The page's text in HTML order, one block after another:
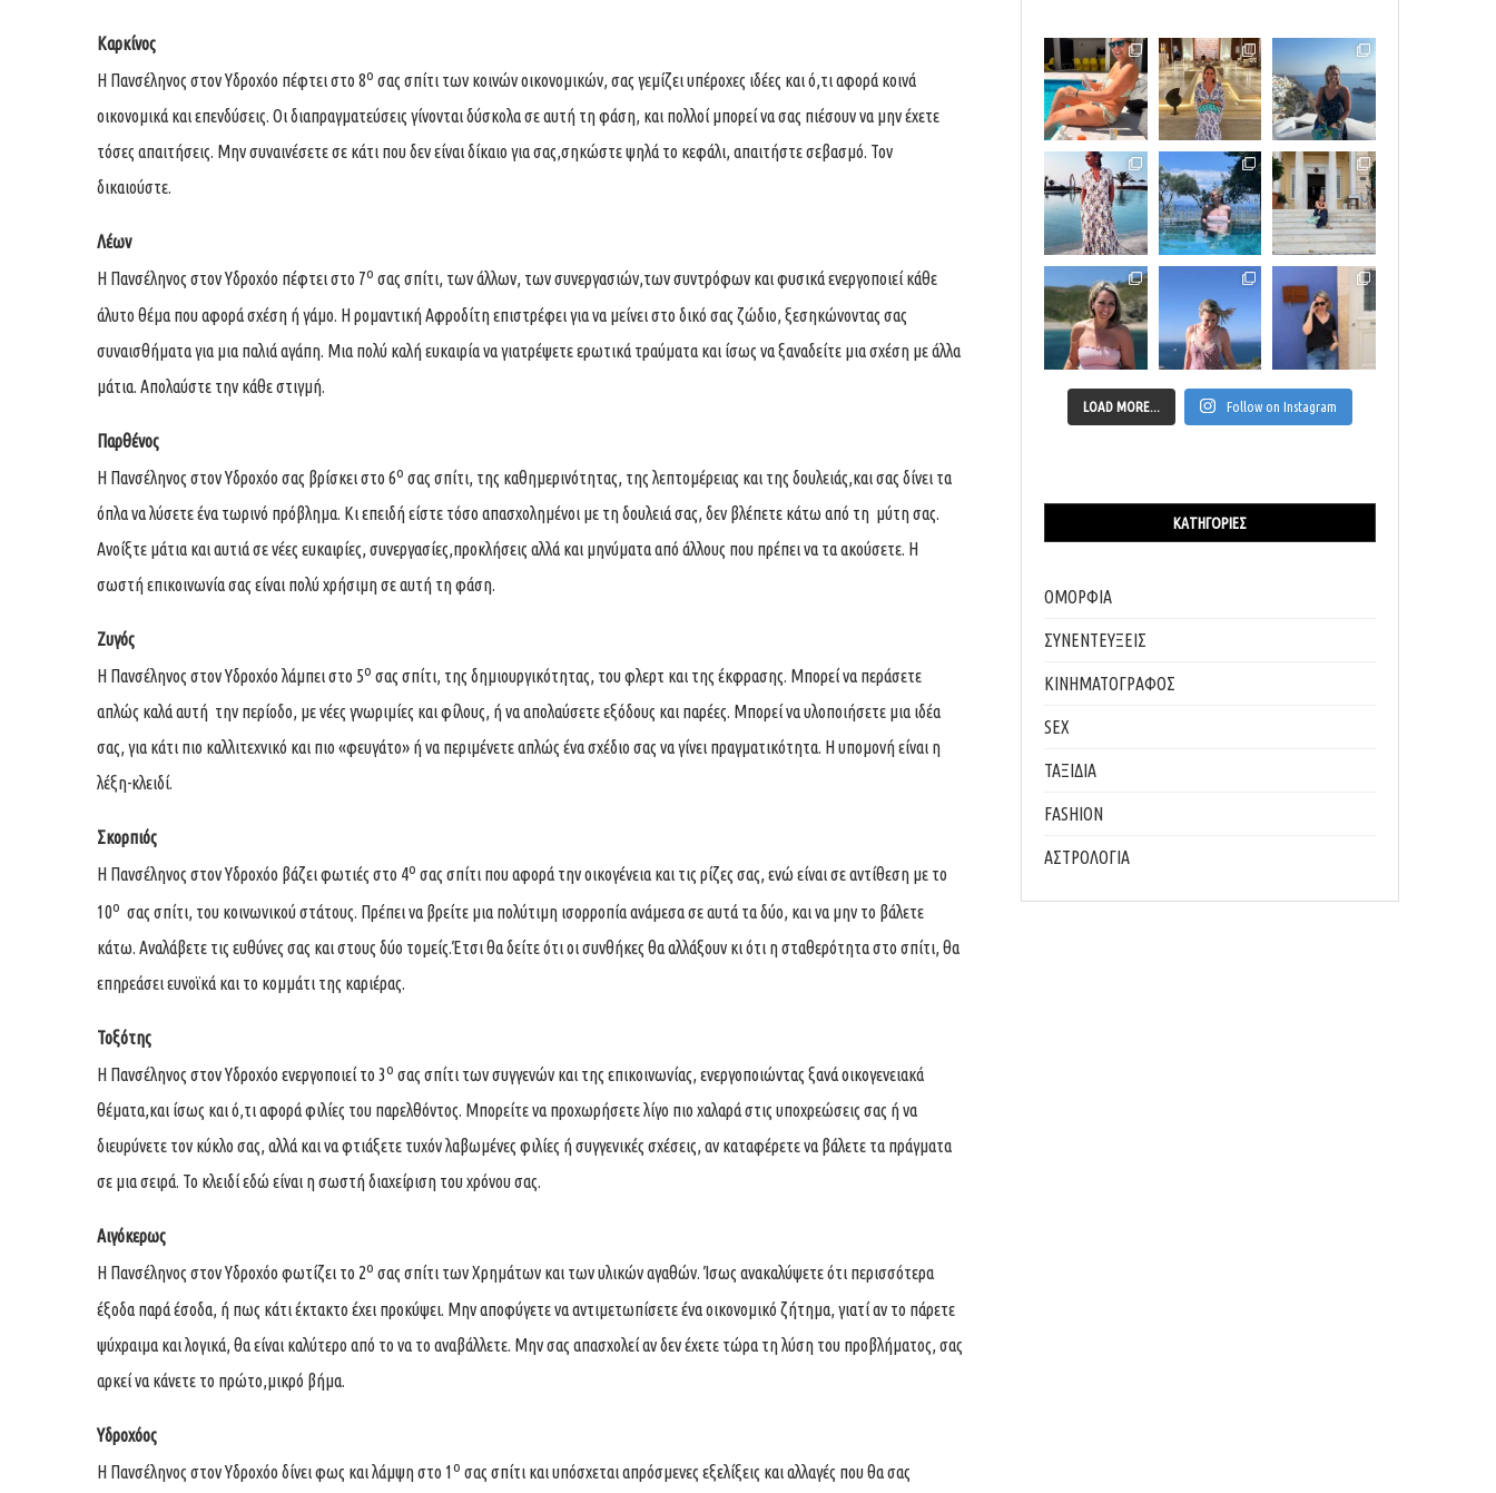
Καρκίνος
Η Πανσέληνος στον Υδροχόο πέφτει στο 8ο σας σπίτι των κοινών οικονομικών, σας γεμίζει υπέροχες ιδέες και ό,τι αφορά κοινά
οικονομικά και επενδύσεις. Οι διαπραγματεύσεις γίνονται δύσκολα σε αυτή τη φάση, και πολλοί μπορεί να σας πιέσουν να μην έχετε
τόσες απαιτήσεις. Μην συναινέσετε σε κάτι που δεν είναι δίκαιο για σας,σηκώστε ψηλά το κεφάλι, απαιτήστε σεβασμό. Τον
δικαιούστε.
Λέων
Η Πανσέληνος στον Υδροχόο πέφτει στο 7ο σας σπίτι, των άλλων, των συνεργασιών,των συντρόφων και φυσικά ενεργοποιεί κάθε
άλυτο θέμα που αφορά σχέση ή γάμο. Η ρομαντική Αφροδίτη επιστρέφει για να μείνει στο δικό σας ζώδιο, ξεσηκώνοντας σας
συναισθήματα για μια παλιά αγάπη. Μια πολύ καλή ευκαιρία να γιατρέψετε ερωτικά τραύματα και ίσως να ξαναδείτε μια σχέση με άλλα
μάτια. Απολαύστε την κάθε στιγμή.
Παρθένος
Η Πανσέληνος στον Υδροχόο σας βρίσκει στο 6ο σας σπίτι, της καθημερινότητας, της λεπτομέρειας και της δουλειάς,και σας δίνει τα
όπλα να λύσετε ένα τωρινό πρόβλημα. Κι επειδή είστε τόσο απασχολημένοι με τη δουλειά σας, δεν βλέπετε κάτω από τη μύτη σας.
Ανοίξτε μάτια και αυτιά σε νέες ευκαιρίες, συνεργασίες,προκλήσεις αλλά και μηνύματα από άλλους που πρέπει να τα ακούσετε. Η
σωστή επικοινωνία σας είναι πολύ χρήσιμη σε αυτή τη φάση.
Ζυγός
Η Πανσέληνος στον Υδροχόο λάμπει στο 5ο σας σπίτι, της δημιουργικότητας, του φλερτ και της έκφρασης. Μπορεί να περάσετε
απλώς καλά αυτή την περίοδο, με νέες γνωριμίες και φίλους, ή να απολαύσετε εξόδους και παρέες. Μπορεί να υλοποιήσετε μια ιδέα
σας, για κάτι πιο καλλιτεχνικό και πιο «φευγάτο» ή να περιμένετε απλώς ένα σχέδιο σας να γίνει πραγματικότητα. Η υπομονή είναι η
λέξη-κλειδί.
Σκορπιός
Η Πανσέληνος στον Υδροχόο βάζει φωτιές στο 4ο σας σπίτι που αφορά την οικογένεια και τις ρίζες σας, ενώ είναι σε αντίθεση με το
10ο σας σπίτι, του κοινωνικού στάτους. Πρέπει να βρείτε μια πολύτιμη ισορροπία ανάμεσα σε αυτά τα δύο, και να μην το βάλετε
κάτω. Αναλάβετε τις ευθύνες σας και στους δύο τομείς.Έτσι θα δείτε ότι οι συνθήκες θα αλλάξουν κι ότι η σταθερότητα στο σπίτι, θα
επηρεάσει ευνοϊκά και το κομμάτι της καριέρας.
Τοξότης
Η Πανσέληνος στον Υδροχόο ενεργοποιεί το 3ο σας σπίτι των συγγενών και της επικοινωνίας, ενεργοποιώντας ξανά οικογενειακά
θέματα,και ίσως και ό,τι αφορά φιλίες του παρελθόντος. Μπορείτε να προχωρήσετε λίγο πιο χαλαρά στις υποχρεώσεις σας ή να
διευρύνετε τον κύκλο σας, αλλά και να φτιάξετε τυχόν λαβωμένες φιλίες ή συγγενικές σχέσεις, αν καταφέρετε να βάλετε τα πράγματα
σε μια σειρά. Το κλειδί εδώ είναι η σωστή διαχείριση του χρόνου σας.
Αιγόκερως
Η Πανσέληνος στον Υδροχόο φωτίζει το 2ο σας σπίτι των Χρημάτων και των υλικών αγαθών. Ίσως ανακαλύψετε ότι περισσότερα
έξοδα παρά έσοδα, ή πως κάτι έκτακτο έχει προκύψει. Μην αποφύγετε να αντιμετωπίσετε ένα οικονομικό ζήτημα, γιατί αν το πάρετε
ψύχραιμα και λογικά, θα είναι καλύτερο από το να το αναβάλλετε. Μην σας απασχολεί αν δεν έχετε τώρα τη λύση του προβλήματος, σας
αρκεί να κάνετε το πρώτο,μικρό βήμα.
Υδροχόος
Η Πανσέληνος στον Υδροχόο δίνει φως και λάμψη στο 1ο σας σπίτι και υπόσχεται απρόσμενες εξελίξεις και αλλαγές που θα σας
LOAD MORE... Follow on Instagram
ΚΑΤΗΓΟΡΊΕΣ
ΟΜΟΡΦΙΑ
ΣΥΝΕΝΤΕΥΞΕΙΣ
ΚΙΝΗΜΑΤΟΓΡΑΦΟΣ
SEX
ΤΑΞΙΔΙΑ
FASHION
ΑΣΤΡΟΛΟΓΙΑ